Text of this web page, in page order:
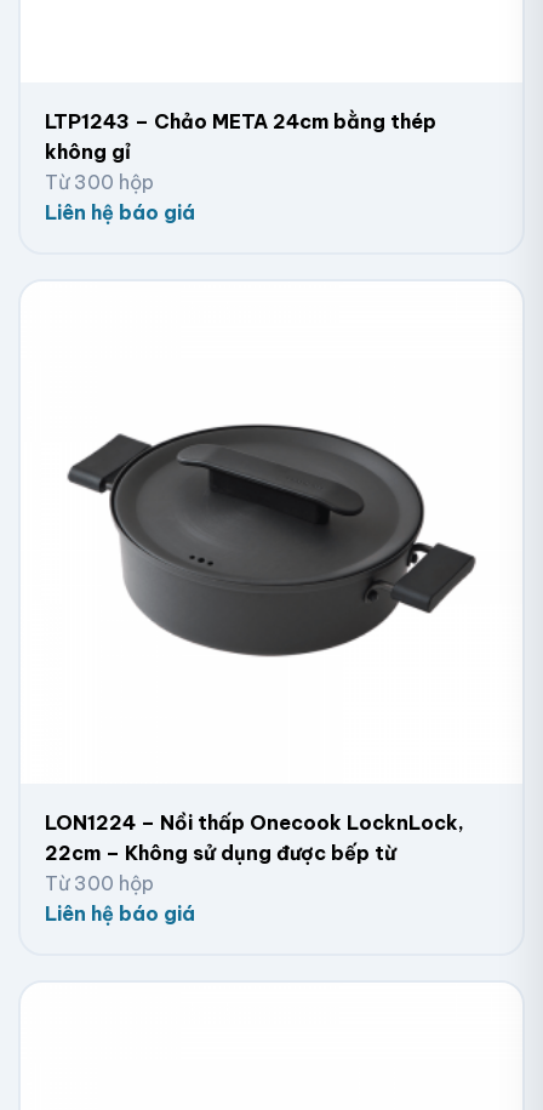
LTP1243 – Chảo META 24cm bằng thép
không gỉ
Từ 300 hộp
Liên hệ báo giá
LON1224 – Nồi thấp Onecook LocknLock,
22cm – Không sử dụng được bếp từ
Từ 300 hộp
Liên hệ báo giá